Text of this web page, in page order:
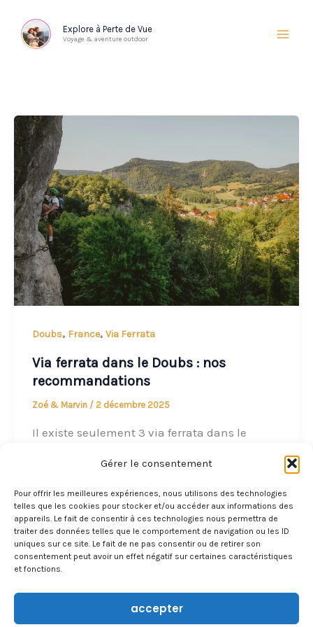
Gérer le consentement
Pour offrir les meilleures expériences, nous utilisons des technologies
telles que les cookies pour stocker et/ou accéder aux informations des
appareils. Le fait de consentir à ces technologies nous permettra de
traiter des données telles que le comportement de navigation ou les ID
uniques sur ce site. Le fait de ne pas consentir ou de retirer son
consentement peut avoir un effet négatif sur certaines caractéristiques
et fonctions.
accepter
contenu
Explore à Perte de Vue
Voyage & aventure outdoor
Doubs, France, Via Ferrata
Via ferrata dans le Doubs : nos
recommandations
Zoé & Marvin / 2 décembre 2025
Il existe seulement 3 via ferrata dans le
deuxième située à […]